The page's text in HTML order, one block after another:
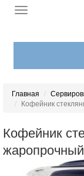
Главная
Кофейник
Кофейник
жаропрочный